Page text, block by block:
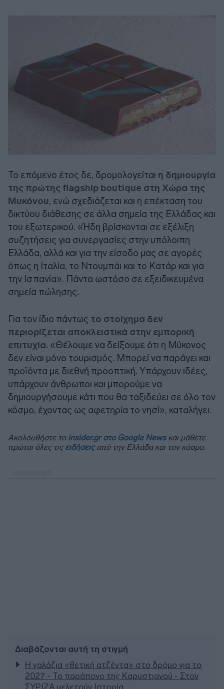
To επόμενο έτος δε, δρομολογείται η δημιουργία
της πρώτης flagship boutique στη Χώρα της
Μυκόνου, ενώ σχεδιάζεται και η επέκταση του
δικτύου διάθεσης σε άλλα σημεία της Ελλάδας και
του εξωτερικού. «Ήδη βρίσκονται σε εξέλιξη
συζητήσεις για συνεργασίες στην υπόλοιπη
Ελλάδα, αλλά και για την είσοδο μας σε αγορές
όπως η Ιταλία, το Ντουμπάι και το Κατάρ και για
την Ισπανία». Πάντα ωστόσο σε εξειδικευμένα
σημεία πώλησης.
Για τον ίδιο πάντως το στοίχημα δεν
περιορίζεται αποκλειστικά στην εμπορική
επιτυχία. «Θέλουμε να δείξουμε ότι η Μύκονος
δεν είναι μόνο τουρισμός. Μπορεί να παράγει και
προϊόντα με διεθνή προοπτική. Υπάρχουν ιδέες,
υπάρχουν άνθρωποι και μπορούμε να
δημιουργήσουμε κάτι που θα ταξιδεύει σε όλο τον
κόσμο, έχοντας ως αφετηρία το νησί», καταλήγει.
Ακολουθήστε το insider.gr στο Google Newsκαι μάθετε
πρώτοι όλες τις ειδήσειςαπό την Ελλάδα και τον κόσμο.
Διαβάζονται αυτή τη στιγμή
Η γαλάζια «θετική ατζέντα» στο δρόμο για το
2027 - Το παράπονο της Καρυστιανού - Στον
ΣΥΡΙΖΑ μελετούν Ιστορία